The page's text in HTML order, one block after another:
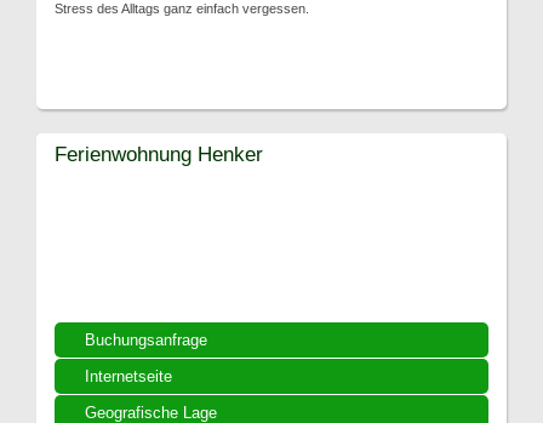
Stress des Alltags ganz einfach vergessen.
Buchungsanfrage
Internetseite
Geografische Lage
Ferienwohnung Henker